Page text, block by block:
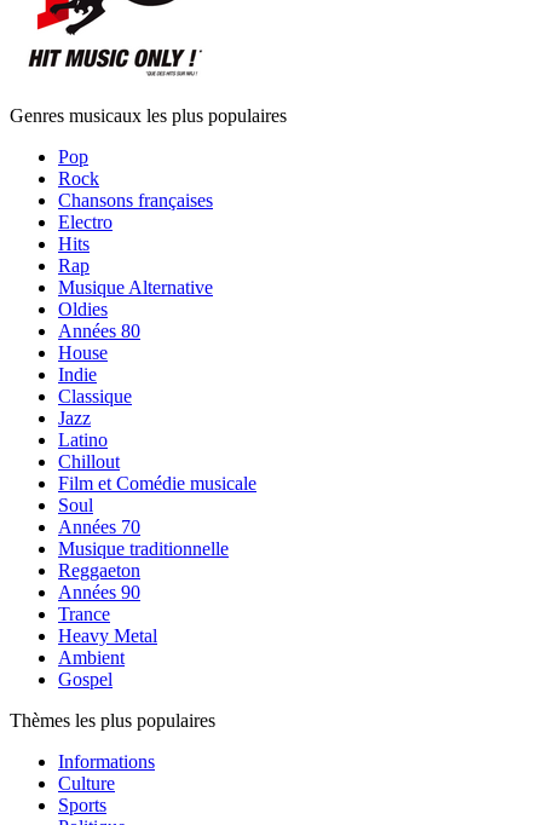
Genres musicaux les plus populaires
Pop
Rock
Chansons françaises
Electro
Hits
Rap
Musique Alternative
Oldies
Années 80
House
Indie
Classique
Jazz
Latino
Chillout
Film et Comédie musicale
Soul
Années 70
Musique traditionnelle
Reggaeton
Années 90
Trance
Heavy Metal
Ambient
Gospel
Thèmes les plus populaires
Informations
Culture
Sports